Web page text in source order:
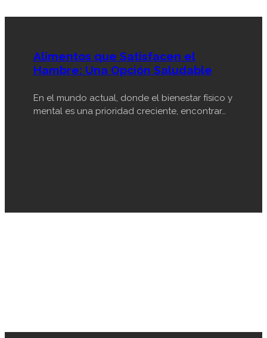
Alimentos que Satisfacen el
Hambre: Una Opción Saludable
En el mundo actual, donde el bienestar físico y
mental es una prioridad creciente, encontrar…